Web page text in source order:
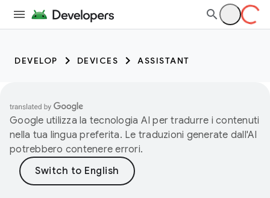
DEVELOP DEVICES ASSISTANT
Google utilizza la tecnologia AI per tradurre i contenuti
nella tua lingua preferita. Le traduzioni generate dall'AI
potrebbero contenere errori.